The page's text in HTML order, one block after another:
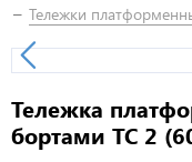
Тележки
Тележка
бортами ТС 2